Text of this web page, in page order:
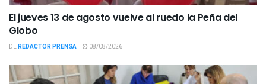
El jueves 13 de agosto vuelve al ruedo la Peña del
Globo
DEREDACTOR PRENSA 08/08/2026